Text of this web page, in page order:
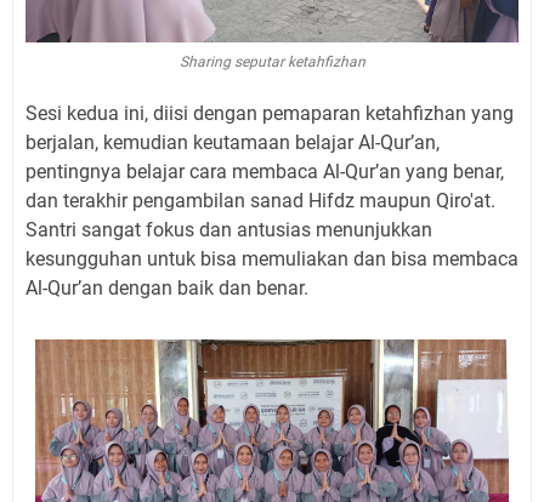
Sharing seputar ketahfizhan
Sesi kedua ini, diisi dengan pemaparan ketahfizhan yang
berjalan, kemudian keutamaan belajar Al-Qur’an,
pentingnya belajar cara membaca Al-Qur’an yang benar,
dan terakhir pengambilan sanad Hifdz maupun Qiro'at.
Santri sangat fokus dan antusias menunjukkan
kesungguhan untuk bisa memuliakan dan bisa membaca
Al-Qur’an dengan baik dan benar.